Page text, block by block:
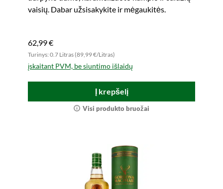
vaisių. Dabar užsisakykite ir mėgaukitės.
62,99 €
Turinys: 0.7 Litras (89,99 €/Litras)
įskaitant PVM, be siuntimo išlaidų
Į krepšelį
Visi produkto bruožai